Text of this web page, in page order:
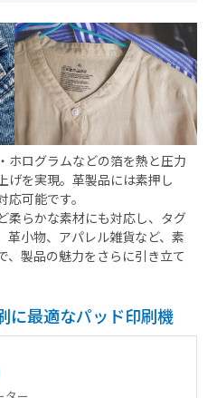
ホログラムなどの箔を熱と圧力
げを実現。革製品には素押し
応可能です。
柔らかな素材にも対応し、タグ
革小物、アパレル雑貨など、素
、製品の魅力をさらに引き立て
に最適なパッド印刷機